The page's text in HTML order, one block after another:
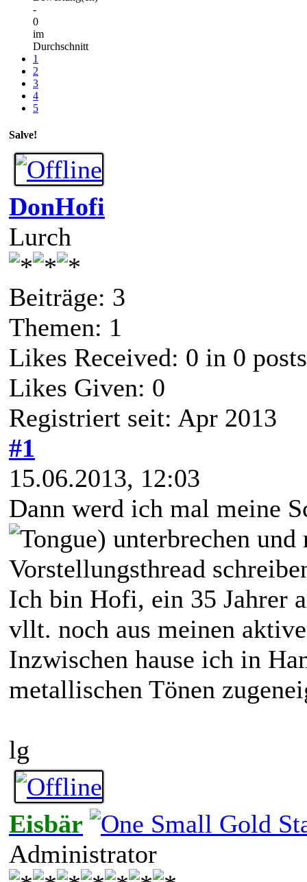
-
0
im
Durchschnitt
1
2
3
4
5
Salve!
DonHofi
Lurch
Beiträge: 3
Themen: 1
Likes Received: 0 in 0 posts
Likes Given: 0
Registriert seit: Apr 2013
#1
15.06.2013, 12:03
Dann werd ich mal meine
) unterbrechen
Vorstellungsthread
Ich bin Hofi, ein 35 Jahrer
vllt. noch aus meinen
Inzwischen hause ich in
metallischen Tönen
lg
Eisbär
Administrator